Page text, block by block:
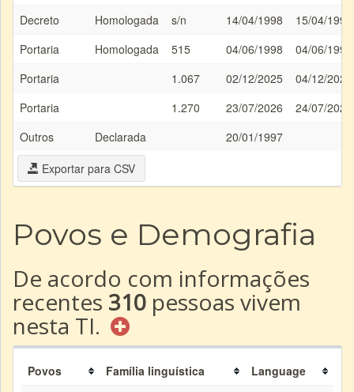
Decreto Homologada s/n 14/04/1998
15/04/1998
Portaria
Homologada 515 04/06/1998
04/06/1998
Portaria
1.067 02/12/2025
04/12/2025
Portaria
1.270 23/07/2026
24/07/2026
Outros
Declarada
20/01/1997
Exportar para CSV
Povos e Demografia
De acordo com informações
recentes 310 pessoas vivem
nesta TI.
Povos Família linguística
Language